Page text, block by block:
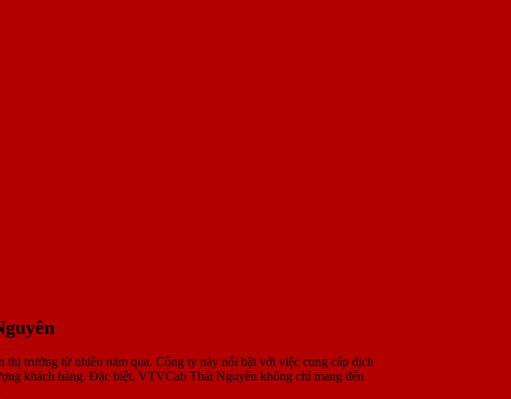
trường từ nhiều năm qua. Công ty này nổi bật với việc cung cấp dịch
khách hàng. Đặc biệt, VTVCab Thái Nguyên không chỉ mang đến